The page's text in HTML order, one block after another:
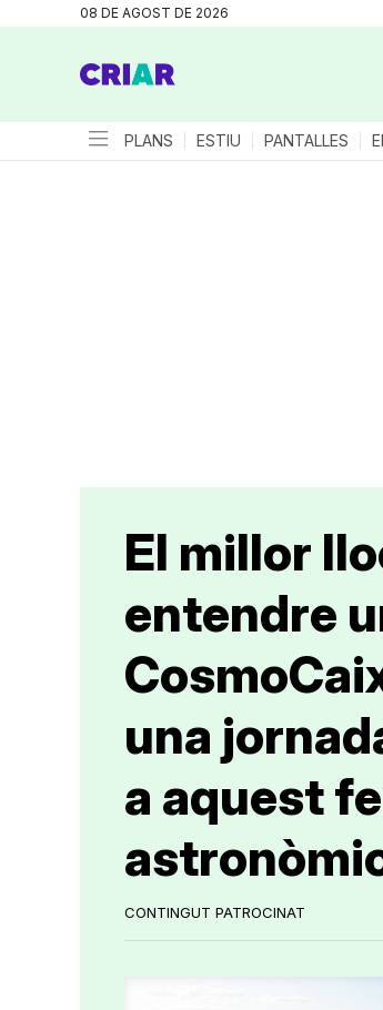
08 DE AGOST DE 2026
PLANS ESTIU PANTALLES
CONTINGUT PATROCINAT
El millor
entendre
una
a aquest